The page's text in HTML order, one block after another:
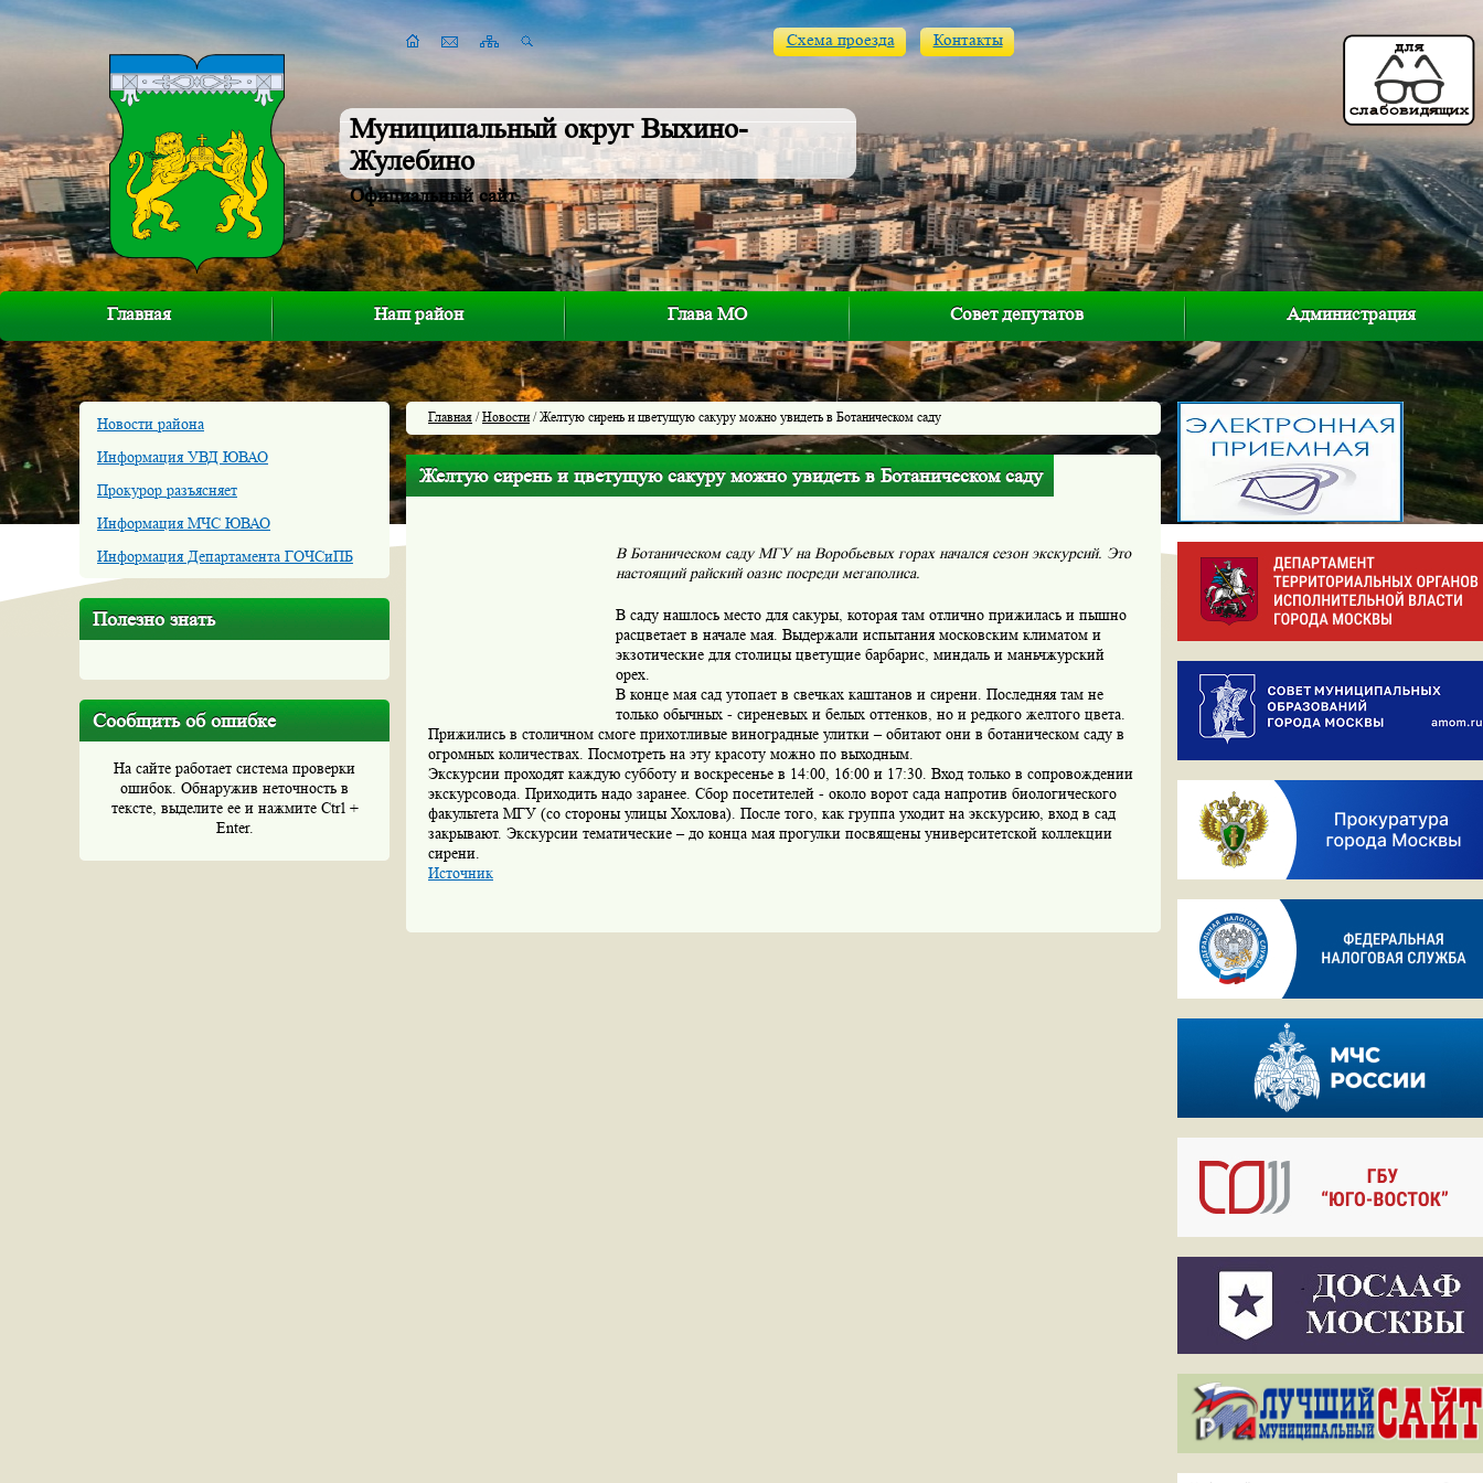
Муниципальный округ Выхино-
Жулебино
Официальный сайт
Схема проезда Контакты
Главная Наш район Глава МО Совет депутатов Администрация
Новости района
Информация УВД ЮВАО
Прокурор разъясняет
Информация МЧС ЮВАО
Информация Департамента ГОЧСиПБ
Полезно знать
Сообщить об ошибке
На сайте работает система проверки
ошибок. Обнаружив неточность в
тексте, выделите ее и нажмите Ctrl +
Enter.
Главная /Новости/ Желтую сирень и цветущую сакуру можно увидеть в Ботаническом саду
Желтую сирень и цветущую сакуру можно увидеть в Ботаническом саду
В Ботаническом саду МГУ на Воробьевых горах начался сезон экскурсий. Это
настоящий райский оазис посреди мегаполиса.
В саду нашлось место для сакуры, которая там отлично прижилась и пышно
расцветает в начале мая. Выдержали испытания московским климатом и
экзотические для столицы цветущие барбарис, миндаль и маньчжурский
орех.
В конце мая сад утопает в свечках каштанов и сирени. Последняя там не
только обычных - сиреневых и белых оттенков, но и редкого желтого цвета.
Прижились в столичном смоге прихотливые виноградные улитки – обитают они в ботаническом саду в
огромных количествах. Посмотреть на эту красоту можно по выходным.
Экскурсии проходят каждую субботу и воскресенье в 14:00, 16:00 и 17:30. Вход только в сопровождении
экскурсовода. Приходить надо заранее. Сбор посетителей - около ворот сада напротив биологического
факультета МГУ (со стороны улицы Хохлова). После того, как группа уходит на экскурсию, вход в сад
закрывают. Экскурсии тематические – до конца мая прогулки посвящены университетской коллекции
сирени.
Источник